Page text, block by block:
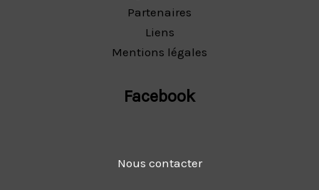
Partenaires
Liens
Mentions légales
Facebook
Nous contacter